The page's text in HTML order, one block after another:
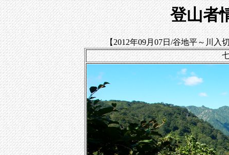
登山者
【2012年09月07日/谷地平～川入